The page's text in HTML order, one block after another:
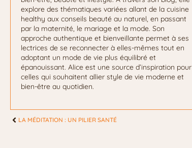
explore des thématiques variées allant de la cuisine
healthy aux conseils beauté au naturel, en passant
par la maternité, le mariage et la mode. Son
approche authentique et bienveillante permet à ses
lectrices de se reconnecter à elles-mêmes tout en
adoptant un mode de vie plus équilibré et
épanouissant. Alice est une source d’inspiration pour
celles qui souhaitent allier style de vie moderne et
bien-être au quotidien.
LA MÉDITATION : UN PILIER SANTÉ